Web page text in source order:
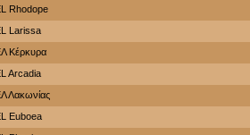
Rhodope
Larissa
Κέρκυρα
Arcadia
Λακωνίας
Euboea